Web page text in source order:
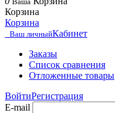
Корзина
Корзина
Ваш личныйКабинет
Заказы
Список сравнения
Отложенные товары
ВойтиРегистрация
E-mail